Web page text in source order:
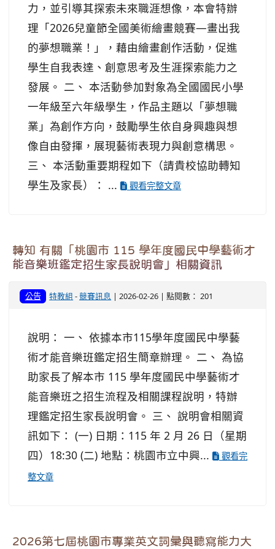
力，並引導其探索未來職涯想像，本會特辦
理「2026兒童節全國美術繪畫競賽—畫出我
的夢想職業！」，藉由繪畫創作活動，促進
學生自我表達、創意思考及生涯探索能力之
發展。 二、 本活動參加對象為全國國民小學
一年級至六年級學生，作品主題以「夢想職
業」為創作方向，鼓勵學生依自身興趣與想
像自由發揮，展現藝術表現力與創意構思。
三、 本活動重要期程如下（請貴校協助轉知
學生及家長）： ...
觀看完整文章
轉知 有關「桃園市 115 學年度國民中學藝術才
能音樂班鑑定招生家長說明會」相關資訊
公告 特教組 -競賽訊息 | 2026-02-26 | 點閱數： 201
說明： 一、 依據本市115學年度國民中學藝
術才能音樂班鑑定招生簡章辦理。 二、 為協
助家長了解本市 115 學年度國民中學藝術才
能音樂班之招生流程及相關課程說明，特辦
理鑑定招生家長說明會。 三、 說明會相關資
訊如下： (一) 日期：115 年 2 月 26 日（星期
四）18:30 (二) 地點：桃園市立中興...
觀看完
整文章
2026第七屆桃園市專業英文詞彙與聽寫能力大